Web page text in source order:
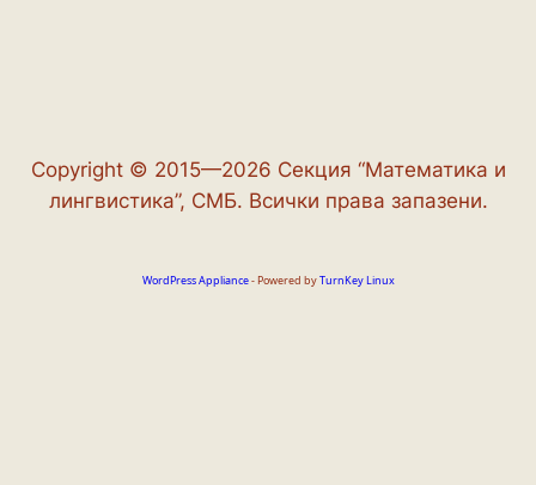
Copyright © 2015—2026 Секция “Математика и
лингвистика”, СМБ. Всички права запазени.
WordPress Appliance- Powered byTurnKey Linux